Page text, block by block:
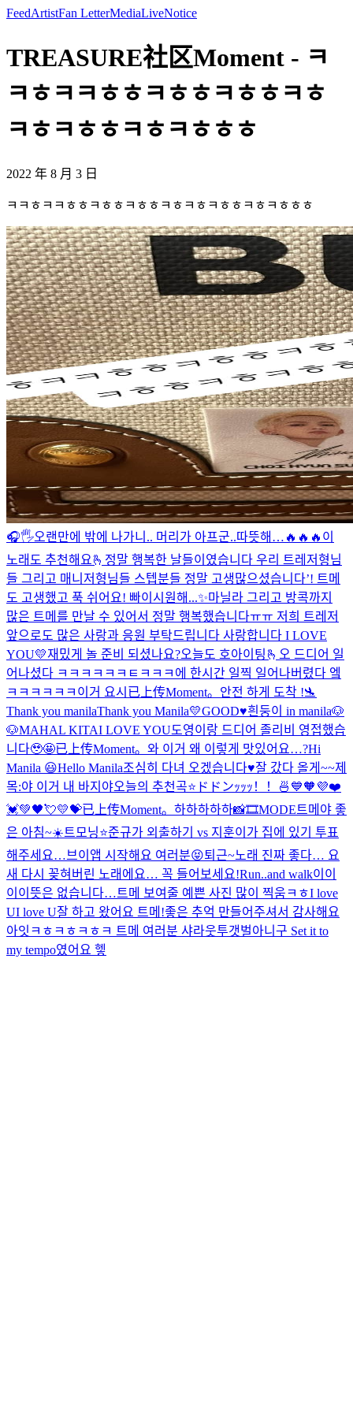
FeedArtistFan LetterMediaLiveNotice
TREASURE社区Moment - ㅋ
ㅋㅎㅋㅋㅎㅎㅋㅎㅎㅋㅎㅎㅋㅎ
ㅋㅎㅋㅎㅎㅋㅎㅋㅎㅎㅎ
2022 年 8 月 3 日
ㅋㅋㅎㅋㅋㅎㅎㅋㅎㅎㅋㅎㅎㅋㅎㅋㅎㅋㅎㅎㅋㅎㅋㅎㅎㅎ
🎧🖐오랜만에 밖에 나가니.. 머리가 아프군..따뜻해… 🔥🔥🔥 이
노래도 추천해요🫰 정말 행복한 날들이였습니다 우리 트레저형님
들 그리고 매니저형님들 스텝분들 정말 고생많으셨습니다’! 트메
도 고생했고 푹 쉬어요! 빠이 시원해...✨마닐라 그리고 방콕까지
많은 트메를 만날 수 있어서 정말 행복했습니다ㅠㅠ 저희 트레저
앞으로도 많은 사랑과 응원 부탁드립니다 사랑합니다 I LOVE
YOU💛재밌게 놀 준비 되셨나요?오늘도 호아이팅🫰 오 드디어 일
어나셨다 ㅋㅋㅋㅋㅋㅋㅌㅋㅋㅋ 에 한시간 일찍 일어나버렸다 엨
ㅋㅋㅋㅋㅋㅋ이거 요시 已上传Moment。 안전 하게 도착 !🛬
Thank you manilaThank you Manila💛GOOD♥️흰둥이 in manila🐶
🐶MAHAL KITAI LOVE YOU도영이랑 드디어 졸리비 영접했습
니다🥹🤩已上传Moment。 와 이거 왜 이렇게 맛있어요…?Hi
Manila 😃Hello Manila조심히 다녀 오겠습니다♥️잘 갔다 올게~~제
목:야 이거 내 바지야오늘의 추천곡⭐️ ドドンｯｯｯ！！🍜 💙🧡💜❤️
💓💚🖤💘💛💝已上传Moment。 하하하하하📸🎞MODE트메야 좋
은 아침~☀️트모닝⭐️준규가 외출하기 vs 지훈이가 집에 있기 투표
해주세요…브이앱 시작해요 여러분😝퇴근~노래 진짜 좋다… 요
새 다시 꽂혀버린 노래에요… 꼭 들어보세요!Run..and walk이이
이이뜻은 없습니다…트메 보여줄 예쁜 사진 많이 찍움ㅋㅎI love
UI love U잘 하고 왔어요 트메!좋은 추억 만들어주셔서 감사해요
아잇ㅋㅎㅋㅎㅋㅎㅋ 트메 여러분 샤라웃투갯벌아니구 Set it to
my tempo였어요 헿